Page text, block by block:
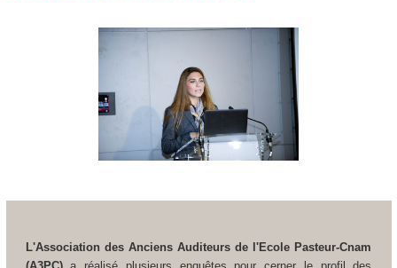
L'Association des Anciens Auditeurs de l'Ecole Pasteur-Cnam